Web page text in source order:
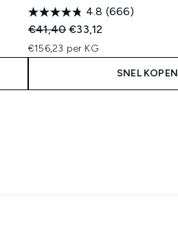
4.8 (666)
Recommended Retail Price:
€41,40Huidige prijs:
€33,12
€156,23 per KG
SNEL KOPEN